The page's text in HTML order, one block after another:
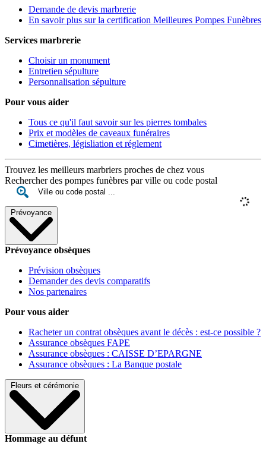
Demande de devis marbrerie
En savoir plus sur la certification Meilleures Pompes Funèbres
Services marbrerie
Choisir un monument
Entretien sépulture
Personnalisation sépulture
Pour vous aider
Tous ce qu'il faut savoir sur les pierres tombales
Prix et modèles de caveaux funéraires
Cimetières, législiation et réglement
Trouvez les meilleurs marbriers proches de chez vous
Rechercher des pompes funèbres par ville ou code postal
Prévoyance
Prévoyance obsèques
Prévision obsèques
Demander des devis comparatifs
Nos partenaires
Pour vous aider
Racheter un contrat obsèques avant le décès : est-ce possible ?
Assurance obsèques FAPE
Assurance obsèques : CAISSE D’EPARGNE
Assurance obsèques : La Banque postale
Fleurs et cérémonie
Hommage au défunt